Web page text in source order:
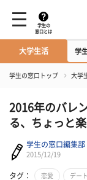
学生の
窓口とは
大学生活 学
学生の窓口トップ 大学
2016年のバレ
る、ちょっと
学生の窓口編集部
2015/12/19
タグ： 恋愛 デート